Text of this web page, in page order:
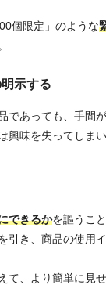
個限定」のような
示する
であっても、手間
興味を失ってしまい
できるかを謳うこ
引き、商品の使用
て、より簡単に見